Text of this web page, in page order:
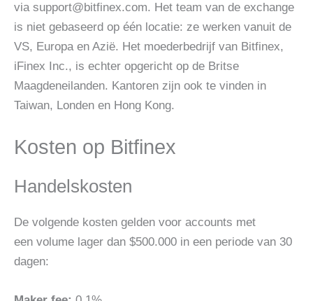
via support@bitfinex.com. Het team van de exchange
is niet gebaseerd op één locatie: ze werken vanuit de
VS, Europa en Azië. Het moederbedrijf van Bitfinex,
iFinex Inc., is echter opgericht op de Britse
Maagdeneilanden. Kantoren zijn ook te vinden in
Taiwan, Londen en Hong Kong.
Kosten op Bitfinex
Handelskosten
De volgende kosten gelden voor accounts met
een volume lager dan $500.000 in een periode van 30
dagen: